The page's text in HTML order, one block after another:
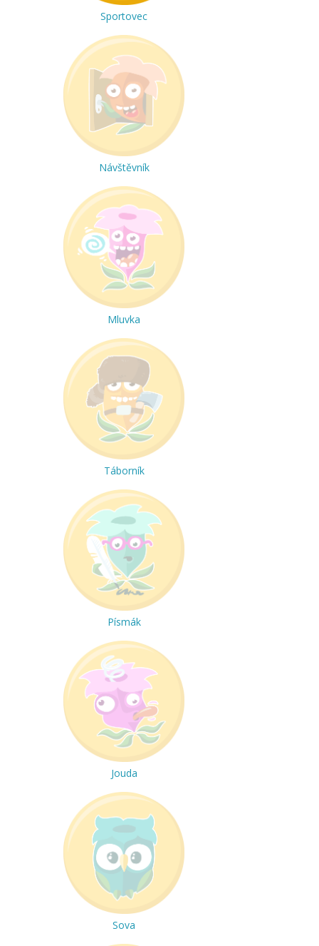
Sportovec
Návštěvník
Mluvka
Táborník
Písmák
Jouda
Sova